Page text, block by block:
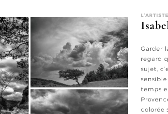
L’ARTISTE
Garder
regard
sujet,
temps
colorée